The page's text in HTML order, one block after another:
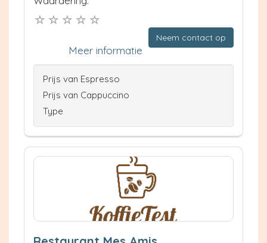
Neem contact op
Meer informatie
Prijs van Espresso
Prijs van Cappuccino
Type